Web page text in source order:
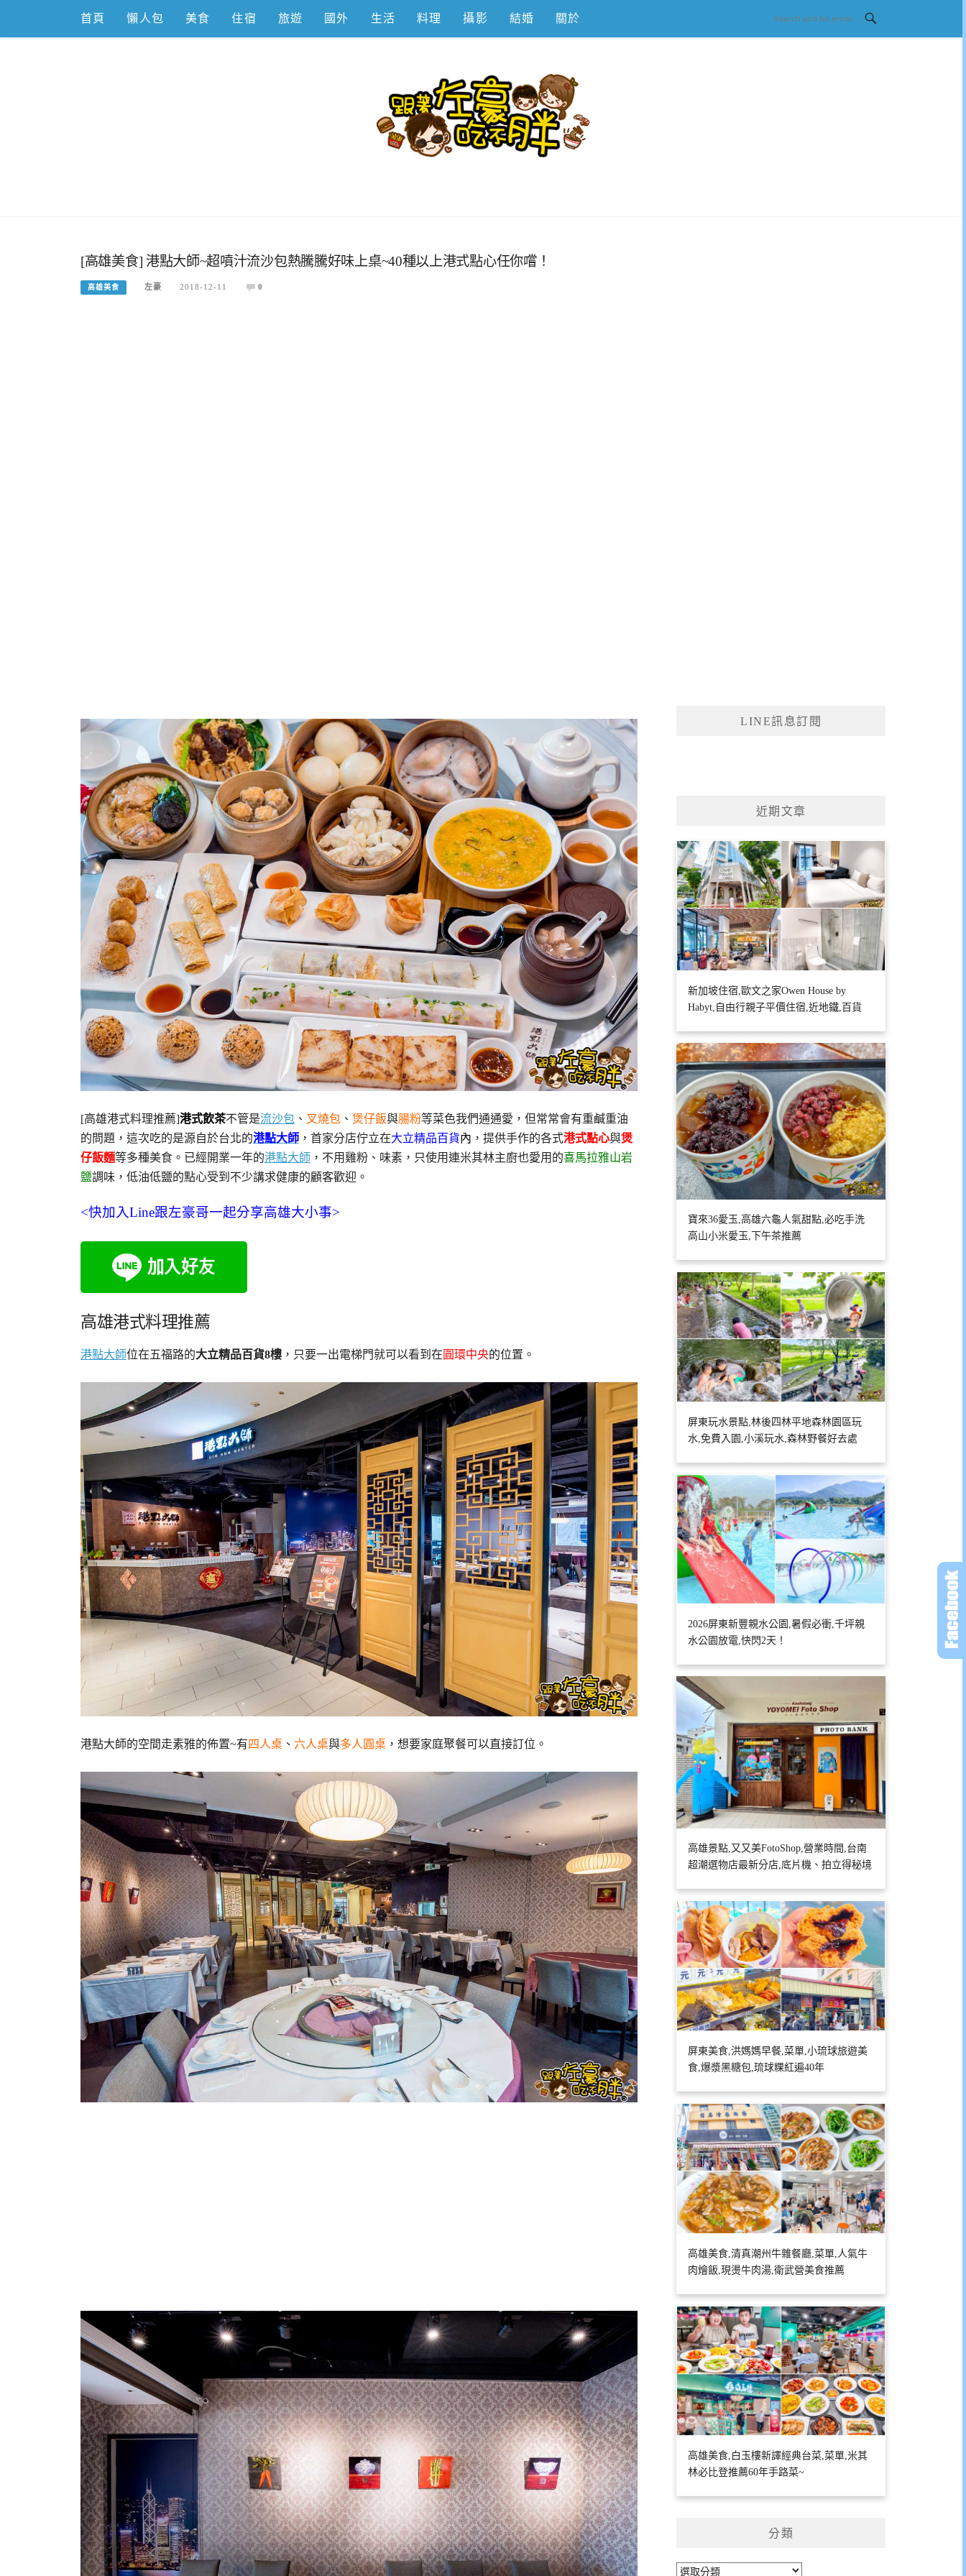
content
首頁 懶人包 美食 住宿 旅遊 國外 生活 料理 攝影 結婚 關於
[高雄美食] 港點大師~超噴汁流沙包熱騰騰好味上桌~40種以上港式點心任你嚐！
高雄美食 左豪 2018-12-11 0
[高雄港式料理推薦]港式飲茶不管是流沙包 、 叉燒包 、 煲仔飯與腸粉等菜色我們通通愛，但常常會有重鹹重油
的問題，這次吃的是源自於台北的港點大師 ，首家分店佇立在大立精品百貨內 ，提供手作的各式港式點心與煲
仔飯麵等多種美食。已經開業一年的港點大師 ，不用雞粉、味素，只使用連米其林主廚也愛用的喜馬拉雅山岩
鹽調味，低油低鹽的點心受到不少講求健康的顧客歡迎。
<快加入Line跟左豪哥一起分享高雄大小事>
高雄港式料理推薦
港點大師位在五福路的大立精品百貨8樓 ，只要一出電梯門就可以看到在 圓環中央的位置。
港點大師的空間走素雅的佈置~有四人桌 、 六人桌與多人圓桌 ，想要家庭聚餐可以直接訂位。
LINE訊息訂閱
近期文章
新加坡住宿,歐文之家Owen House by
Habyt,自由行親子平價住宿,近地鐵,百貨
寶來36愛玉,高雄六龜人氣甜點,必吃手洗
高山小米愛玉,下午茶推薦
屏東玩水景點,林後四林平地森林園區玩
水,免費入園,小溪玩水,森林野餐好去處
2026屏東新豐親水公園,暑假必衝,千坪親
水公園放電,快閃2天！
高雄景點,又又美FotoShop,營業時間,台南
超潮選物店最新分店,底片機、拍立得秘境
屏東美食,洪媽媽早餐,菜單,小琉球旅遊美
食,爆漿黑糖包,琉球粿紅遍40年
高雄美食,清真潮州牛雜餐廳,菜單,人氣牛
肉燴飯,現燙牛肉湯,衛武營美食推薦
高雄美食,白玉樓新譯經典台菜,菜單,米其
林必比登推薦60年手路菜~
分類
分